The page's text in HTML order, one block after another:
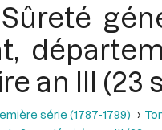
an III (23
série (1787-1799)